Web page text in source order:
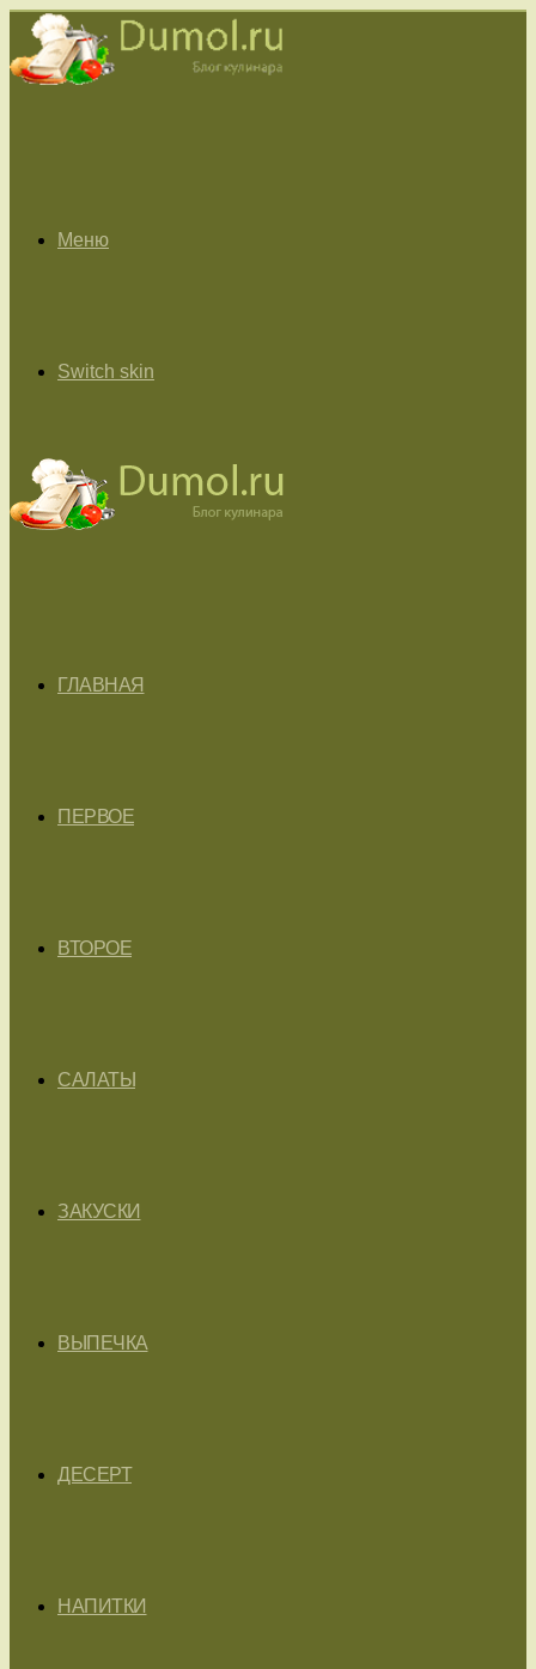
Меню
Switch skin
ГЛАВНАЯ
ПЕРВОЕ
ВТОРОЕ
САЛАТЫ
ЗАКУСКИ
ВЫПЕЧКА
ДЕСЕРТ
НАПИТКИ